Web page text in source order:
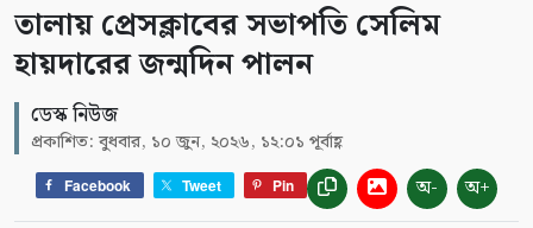
তালায় প্রেসক্লাবের সভাপতি সেলিম
হায়দারের জন্মদিন পালন
ডেস্ক নিউজ
প্রকাশিত: বুধবার, ১০ জুন, ২০২৬, ১২:০১ পূর্বাহ্ণ
Facebook Tweet Pin অ- অ+